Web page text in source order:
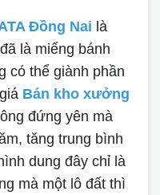
Đồng Nai là
là miếng bánh
có thể giành phần
Bán kho xưởng
đứng yên mà
tăng trung bình
dung đây chỉ là
mà một lô đất thì